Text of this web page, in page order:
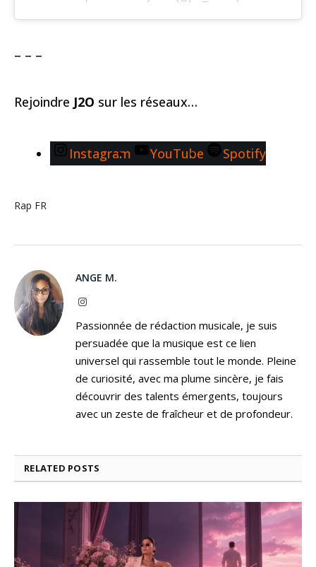
– – –
Rejoindre J2O sur les réseaux…
Instagram YouTube Spotify
Rap FR
ANGE M.
Instagram
Passionnée de rédaction musicale, je suis
persuadée que la musique est ce lien
universel qui rassemble tout le monde. Pleine
de curiosité, avec ma plume sincère, je fais
découvrir des talents émergents, toujours
avec un zeste de fraîcheur et de profondeur.
RELATED POSTS